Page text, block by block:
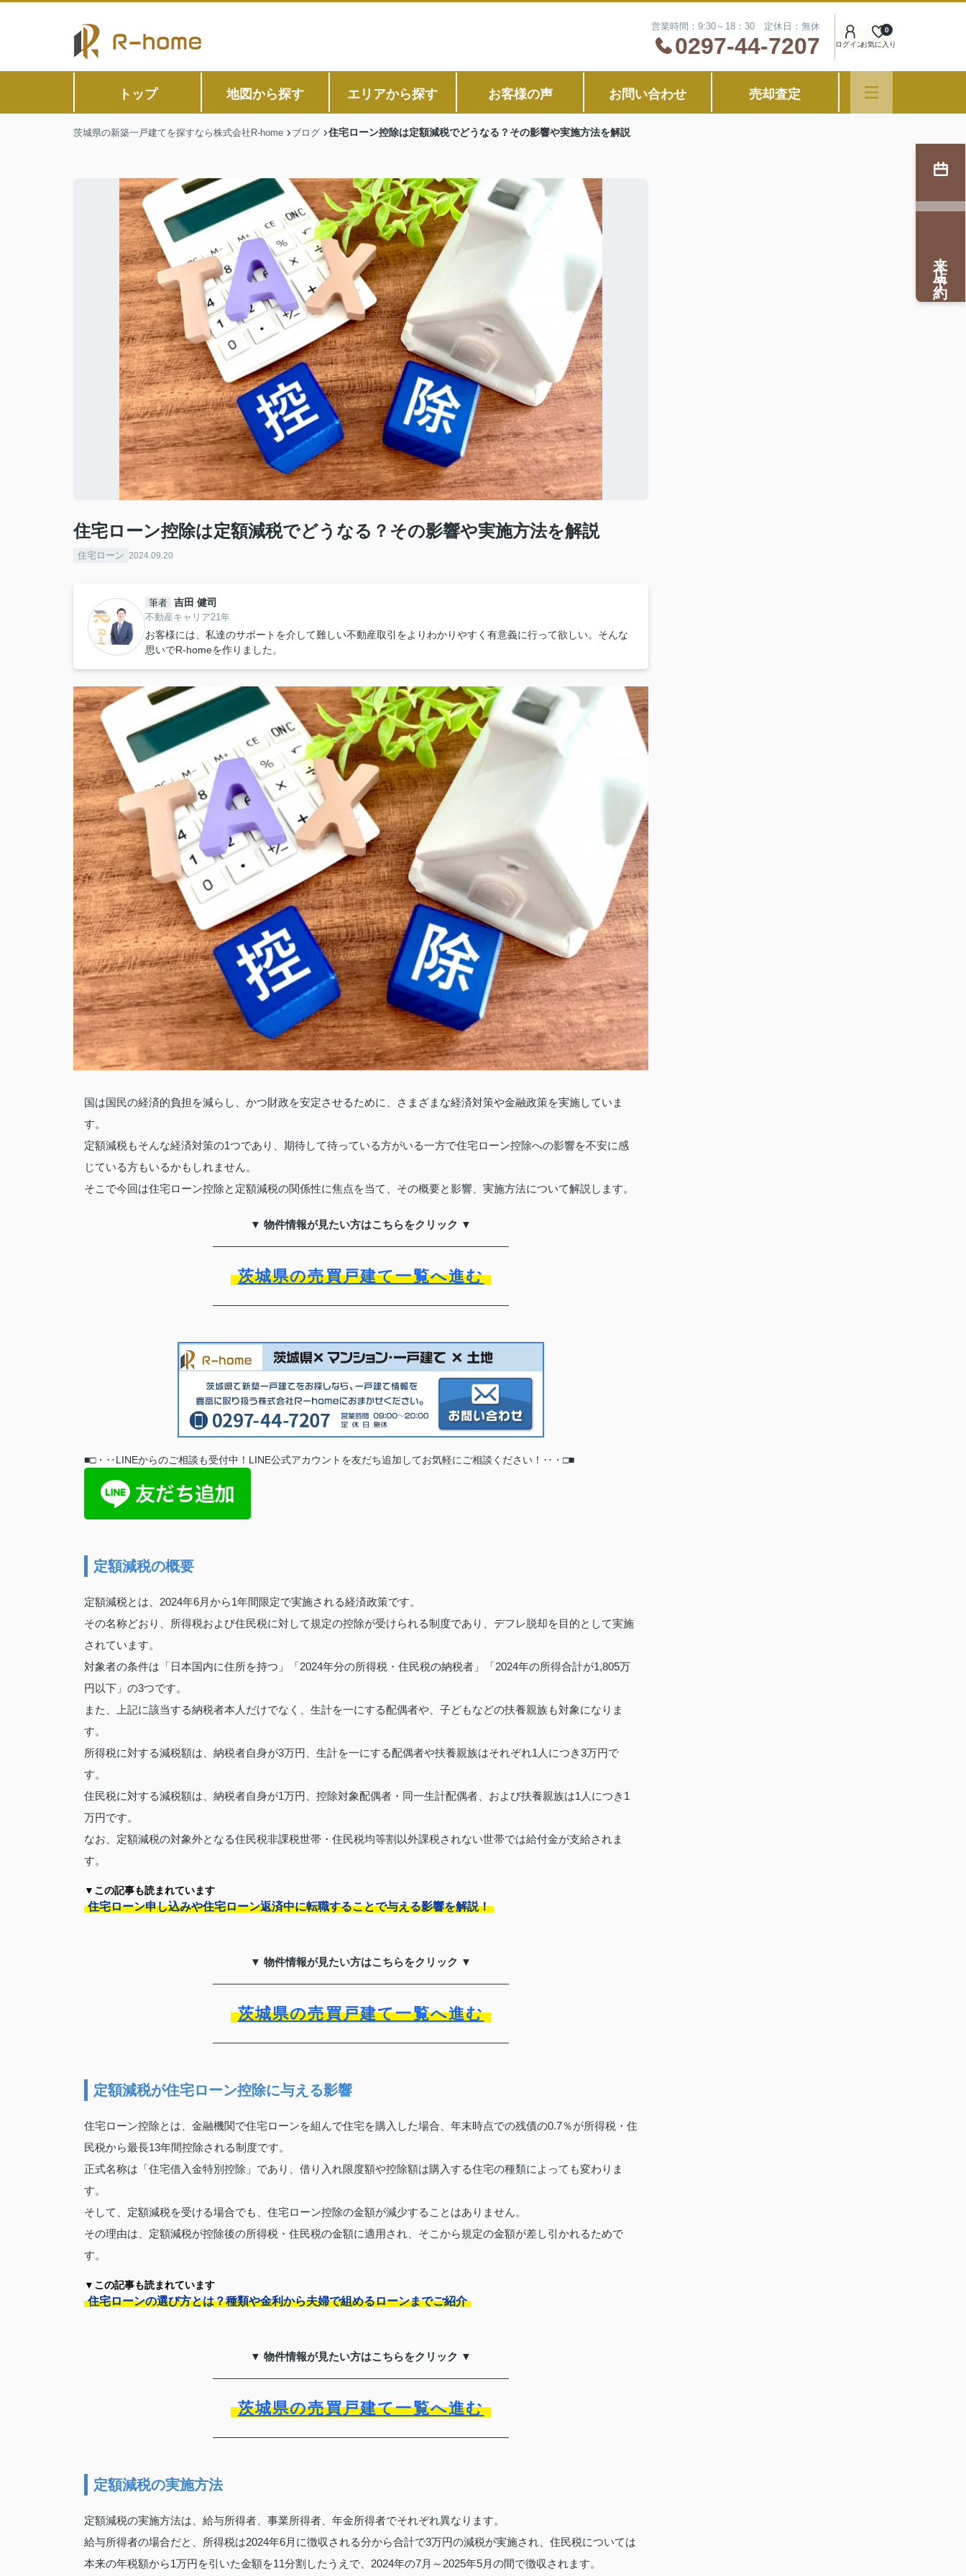
営業時間：9:30～18：30 定休日：無休
0297-44-7207 ログインお気に入り
0
トップ 地図から探す エリアから探す お客様の声 お問い合わせ 売却査定
茨城県の新築一戸建てを探すなら株式会社R-home ブログ 住宅ローン控除は定額減税でどうなる？その影響や実施方法を解説
住宅ローン控除は定額減税でどうなる？その影響や実施方法を解説
住宅ローン 2024.09.20
筆者 吉田 健司
不動産キャリア21年
お客様には、私達のサポートを介して難しい不動産取引をよりわかりやすく有意義に行って欲しい。そんな
思いでR-homeを作りました。
国は国民の経済的負担を減らし、かつ財政を安定させるために、さまざまな経済対策や金融政策を実施していま
す。
定額減税もそんな経済対策の1つであり、期待して待っている方がいる一方で住宅ローン控除への影響を不安に感
じている方もいるかもしれません。
そこで今回は住宅ローン控除と定額減税の関係性に焦点を当て、その概要と影響、実施方法について解説します。
▼ 物件情報が見たい方はこちらをクリック ▼
茨城県の売買戸建て一覧へ進む
■□・‥LINEからのご相談も受付中！LINE公式アカウントを友だち追加してお気軽にご相談ください ！ ‥ ・ □■
定額減税の概要
定額減税とは、2024年6月から1年間限定で実施される経済政策です。
その名称どおり、所得税および住民税に対して規定の控除が受けられる制度であり、デフレ脱却を目的として実施
されています。
対象者の条件は「日本国内に住所を持つ」「2024年分の所得税・住民税の納税者」「2024年の所得合計が1,805万
円以下」の3つです。
また、上記に該当する納税者本人だけでなく、生計を一にする配偶者や、子どもなどの扶養親族も対象になりま
す。
所得税に対する減税額は、納税者自身が3万円、生計を一にする配偶者や扶養親族はそれぞれ1人につき3万円で
す。
住民税に対する減税額は、納税者自身が1万円、控除対象配偶者・同一生計配偶者、および扶養親族は1人につき1
万円です。
なお、定額減税の対象外となる住民税非課税世帯・住民税均等割以外課税されない世帯では給付金が支給されま
す。
▼この記事も読まれています
住宅ローン申し込みや住宅ローン返済中に転職することで与える影響を解説！
▼ 物件情報が見たい方はこちらをクリック ▼
茨城県の売買戸建て一覧へ進む
定額減税が住宅ローン控除に与える影響
住宅ローン控除とは、金融機関で住宅ローンを組んで住宅を購入した場合、年末時点での残債の0.7％が所得税・住
民税から最長13年間控除される制度です。
正式名称は「住宅借入金特別控除」であり、借り入れ限度額や控除額は購入する住宅の種類によっても変わりま
す。
そして、定額減税を受ける場合でも、住宅ローン控除の金額が減少することはありません。
その理由は、定額減税が控除後の所得税・住民税の金額に適用され、そこから規定の金額が差し引かれるためで
す。
▼この記事も読まれています
住宅ローンの選び方とは？種類や金利から夫婦で組めるローンまでご紹介
▼ 物件情報が見たい方はこちらをクリック ▼
茨城県の売買戸建て一覧へ進む
定額減税の実施方法
定額減税の実施方法は、給与所得者、事業所得者、年金所得者でそれぞれ異なります。
給与所得者の場合だと、所得税は2024年6月に徴収される分から合計で3万円の減税が実施され、住民税については
本来の年税額から1万円を引いた金額を11分割したうえで、2024年の7月～2025年5月の間で徴収されます。
来店予約